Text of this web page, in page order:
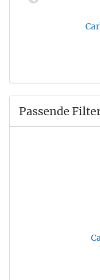
Passende